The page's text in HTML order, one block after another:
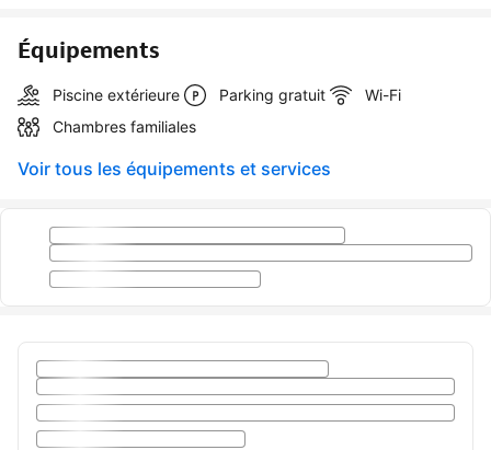
Équipements
Piscine extérieure Parking gratuit
Wi-Fi
Chambres familiales
Voir tous les équipements et services